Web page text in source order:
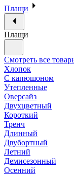
Плащи
Плащи
Смотреть все
Хлопок
С капюшоном
Утепленные
Оверсайз
Двухцветный
Короткий
Тренч
Длинный
Двубортный
Летний
Демисезонный
Осенний